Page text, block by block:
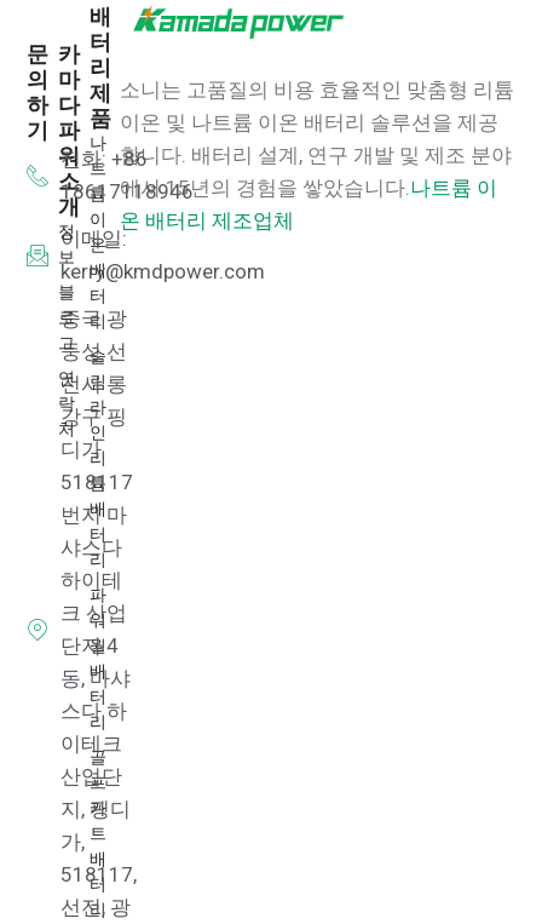
소니는 고품질의 비용 효율적인 맞춤형 리튬
이온 및 나트륨 이온 배터리 솔루션을 제공
합니다. 배터리 설계, 연구 개발 및 제조 분야
에서 15년의 경험을 쌓았습니다.나트륨 이
온 배터리 제조업체
배
터
리
제
품
나
트
륨
이
온
배
터
리
슬
림
라
인
리
튬
배
터
리
파
워
월
배
터
리
골
프
카
트
배
터
리
카
마
다
파
워
소
개
정
보
블
로
그
연
락
처
문
의
하
기
전화: +86
18617118946
이메일:
kerry@kmdpower.com
중국 광
둥성 선
전시 롱
강구 핑
디가
518117
번지 마
샤스다
하이테
크 산업
단지 4
동, 마샤
스다 하
이테크
산업단
지, 핑디
가,
518117,
선전, 광